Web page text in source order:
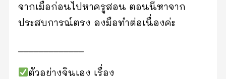
จากเมื่อก่อนไปหาครูสอน ตอนนี้หาจาก
ประสบการณ์​ตรง ลงมือทำต่อเนื่องค่ะ
​ตัวอย่างจินเอง เรื่อง